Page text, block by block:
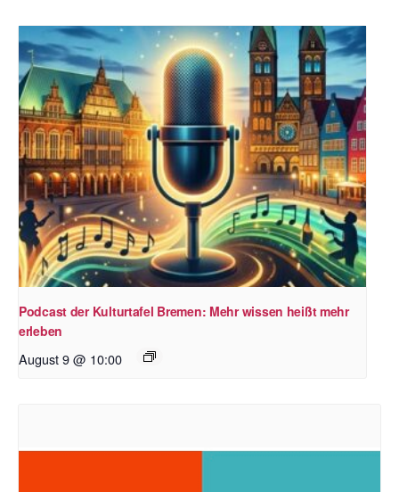
Podcast der Kulturtafel Bremen: Mehr wissen heißt mehr
erleben
August 9 @ 10:00